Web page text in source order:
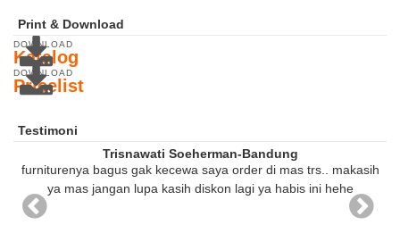
Print & Download
DOWNLOAD
Katalog
DOWNLOAD
Pricelist
Testimoni
Trisnawati Soeherman-Bandung
furniturenya bagus gak kecewa saya order di mas trs.. makasih
ya mas jangan lupa kasih diskon lagi ya habis ini hehe